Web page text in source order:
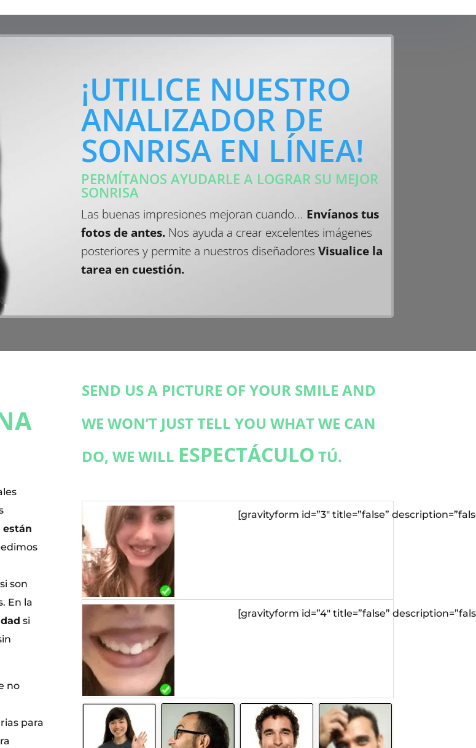
¡UTILICE NUESTRO
ANALIZADOR DE
SONRISA EN LÍNEA!
PERMÍTANOS AYUDARLE A LOGRAR SU MEJOR
SONRISA
Las buenas impresiones mejoran cuando... Envíanos tus
fotos de antes. Nos ayuda a crear excelentes imágenes
posteriores y permite a nuestros diseñadoresVisualice la
tarea en cuestión.
están
son
En la
si
no
para
SEND US A PICTURE OF YOUR SMILE AND
WE WON’T JUST TELL YOU WHAT WE CAN
DO, WE WILL ESPECTÁCULO TÚ.
[gravityform id=”3″ title=”false”
[gravityform id=”4″ title=”false”